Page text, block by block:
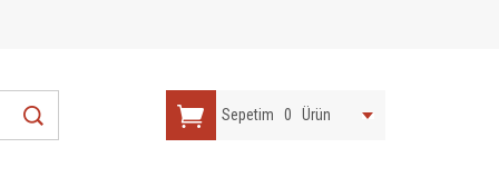
Sepetim 0 Ürün